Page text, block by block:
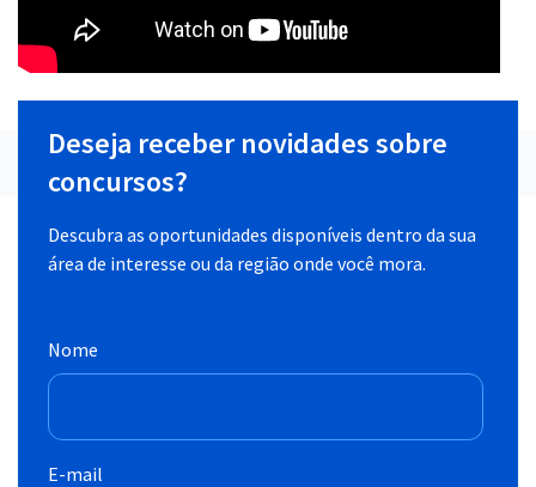
Deseja receber novidades sobre
concursos?
Descubra as oportunidades disponíveis dentro da sua
área de interesse ou da região onde você mora.
Nome
E-mail